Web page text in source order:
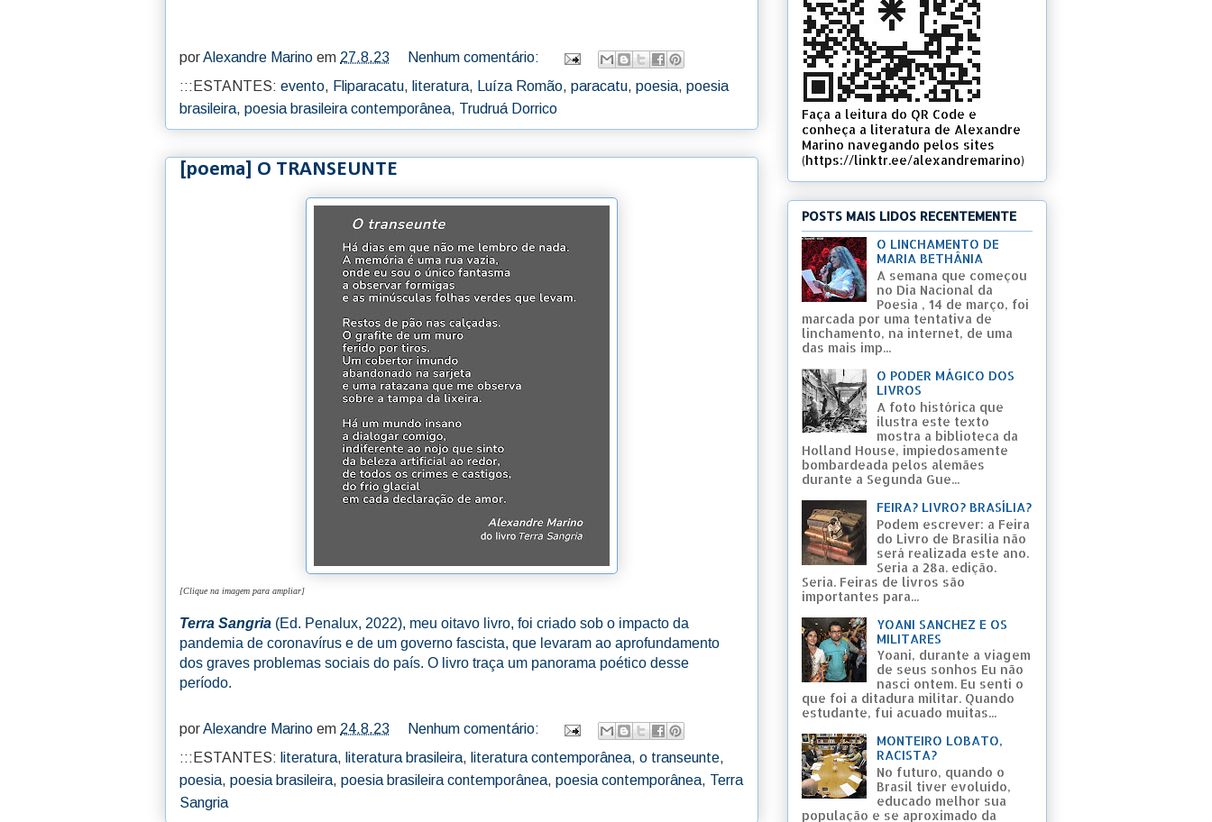
porAlexandre Marino em 27.8.23
Nenhum comentário:
:::ESTANTES: evento, Fliparacatu, literatura, Luíza Romão, paracatu, poesia, poesia
brasileira, poesia brasileira contemporânea, Trudruá Dorrico
[poema] O TRANSEUNTE
[Clique na imagem para ampliar]
Terra Sangria (Ed. Penalux, 2022), meu oitavo livro, foi criado sob o impacto da
pandemia de coronavírus e de um governo fascista, que levaram ao aprofundamento
dos graves problemas sociais do país. O livro traça um panorama poético desse
período.
porAlexandre Marino em 24.8.23
Nenhum comentário:
:::ESTANTES: literatura, literatura brasileira, literatura contemporânea, o transeunte,
poesia, poesia brasileira, poesia brasileira contemporânea, poesia contemporânea, Terra
Sangria
Faça a leitura do QR Code e
conheça a literatura de Alexandre
Marino navegando pelos sites
(https://linktr.ee/alexandremarino)
POSTS MAIS LIDOS RECENTEMENTE
O LINCHAMENTO DE
MARIA BETHÂNIA
A semana que começou
no Dia Nacional da
Poesia , 14 de março, foi
marcada por uma tentativa de
linchamento, na internet, de uma
das mais imp...
O PODER MÁGICO DOS
LIVROS
A foto histórica que
ilustra este texto
mostra a biblioteca da
Holland House, impiedosamente
bombardeada pelos alemães
durante a Segunda Gue...
FEIRA? LIVRO? BRASÍLIA?
Podem escrever: a Feira
do Livro de Brasília não
será realizada este ano.
Seria a 28a. edição.
Seria. Feiras de livros são
importantes para...
YOANI SANCHEZ E OS
MILITARES
Yoani, durante a viagem
de seus sonhos Eu não
nasci ontem. Eu senti o
que foi a ditadura militar. Quando
estudante, fui acuado muitas...
MONTEIRO LOBATO,
RACISTA?
No futuro, quando o
Brasil tiver evoluído,
educado melhor sua
população e se aproximado da